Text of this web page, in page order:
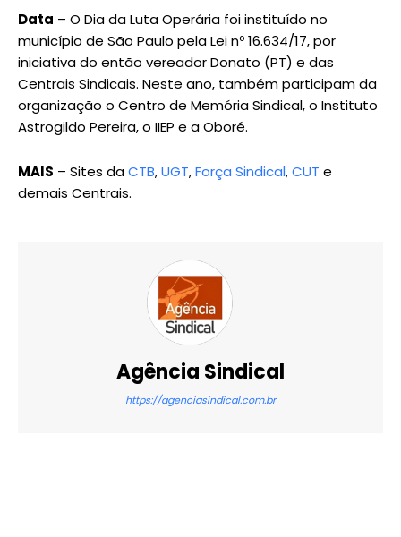
Data – O Dia da Luta Operária foi instituído no
município de São Paulo pela Lei nº 16.634/17, por
iniciativa do então vereador Donato (PT) e das
Centrais Sindicais. Neste ano, também participam da
organização o Centro de Memória Sindical, o Instituto
Astrogildo Pereira, o IIEP e a Oboré.
MAIS – Sites daCTB,UGT,Força Sindical,CUT e
demais Centrais.
Agência Sindical
https://agenciasindical.com.br